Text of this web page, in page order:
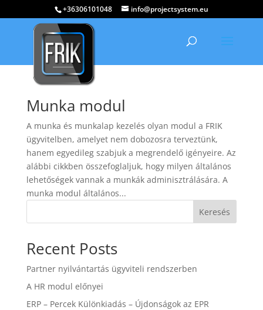
+36306101048 info@projectsystem.eu
Munka modul
A munka és munkalap kezelés olyan modul a FRIK
ügyvitelben, amelyet nem dobozosra terveztünk,
hanem egyedileg szabjuk a megrendelő igényeire. Az
alábbi cikkben összefoglaljuk, hogy milyen általános
lehetőségek vannak a munkák adminisztrálására. A
munka modul általános...
Keresés
Recent Posts
Partner nyilvántartás ügyviteli rendszerben
A HR modul előnyei
ERP – Percek Különkiadás – Újdonságok az EPR